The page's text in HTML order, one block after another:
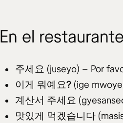
En el restaurante
주세요 (juseyo) – Por
이게 뭐예요? (ige
계산서 주세요
맛있게 먹겠습니다